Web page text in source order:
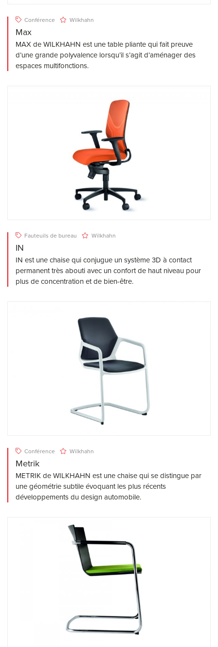
Conférence Wilkhahn
Max
MAX de WILKHAHN est une table pliante qui fait preuve
d’une grande polyvalence lorsqu’il s’agit d’aménager des
espaces multifonctions.
Fauteuils de bureau Wilkhahn
IN
IN est une chaise qui conjugue un système 3D à contact
permanent très abouti avec un confort de haut niveau pour
plus de concentration et de bien-être.
Conférence Wilkhahn
Metrik
METRIK de WILKHAHN est une chaise qui se distingue par
une géométrie subtile évoquant les plus récents
développements du design automobile.